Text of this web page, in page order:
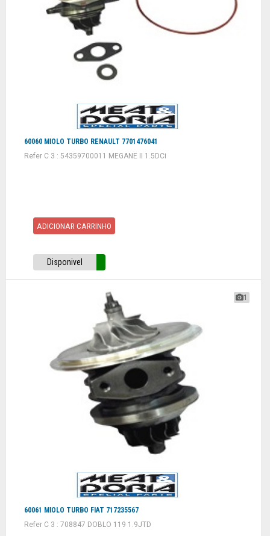
60060 MIOLO TURBO RENAULT 7701476041
Refer C 3 : 54359700011 MEGANE II 1.5DCi
ADICIONAR CARRINHO
Disponivel
1
60061 MIOLO TURBO FIAT 717235567
Refer C 3 : 708847 DOBLO 119 1.9JTD